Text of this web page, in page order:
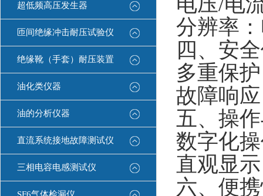
超低频高压发生器
匝间绝缘冲击耐压试验仪
绝缘靴（手套）耐压装置
油化类仪器
油的分析仪器
直流系统接地故障测试仪
三相电容电感测试仪
分辨率‌
四、安
多重保
故障响
五、操
数字化
直观显
六、便